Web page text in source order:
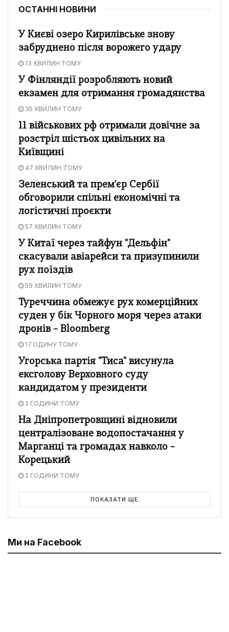
ОСТАННІ НОВИНИ
У Києві озеро Кирилівське знову
забруднено після ворожего удару
13 ХВИЛИН ТОМУ
У Фінляндії розробляють новий
екзамен для отримання громадянства
35 ХВИЛИН ТОМУ
11 військових рф отримали довічне за
розстріл шістьох цивільних на
Київщині
47 ХВИЛИН ТОМУ
Зеленський та прем'єр Сербії
обговорили спільні економічні та
логістичні проєкти
57 ХВИЛИН ТОМУ
У Китаї через тайфун "Дельфін"
скасували авіарейси та призупинили
рух поїздів
59 ХВИЛИН ТОМУ
Туреччина обмежує рух комерційних
суден у бік Чорного моря через атаки
дронів – Bloomberg
1 ГОДИНУ ТОМУ
Угорська партія "Тиса" висунула
ексголову Верховного суду
кандидатом у президенти
2 ГОДИНИ ТОМУ
На Дніпропетровщині відновили
централізоване водопостачання у
Марганці та громадах навколо –
Корецький
2 ГОДИНИ ТОМУ
ПОКАЗАТИ ЩЕ
Ми на Facebook